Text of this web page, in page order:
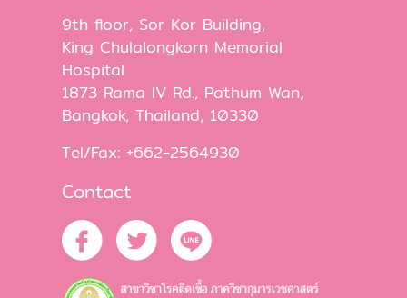
9th floor, Sor Kor Building,
King Chulalongkorn Memorial
Hospital
1873 Rama IV Rd., Pathum Wan,
Bangkok, Thailand, 10330
Tel/Fax: +662-2564930
Contact